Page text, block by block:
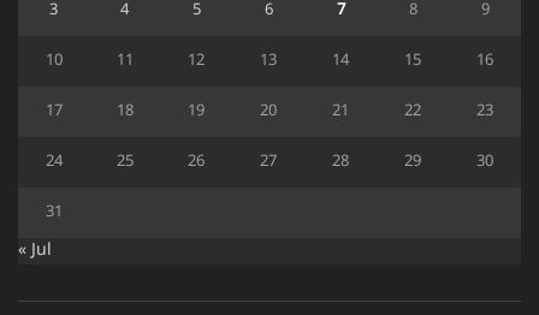
3 4 5 6 7 8 9
10 11 12 13 14 15 16
17 18 19 20 21 22 23
24 25 26 27 28 29 30
31
« Jul